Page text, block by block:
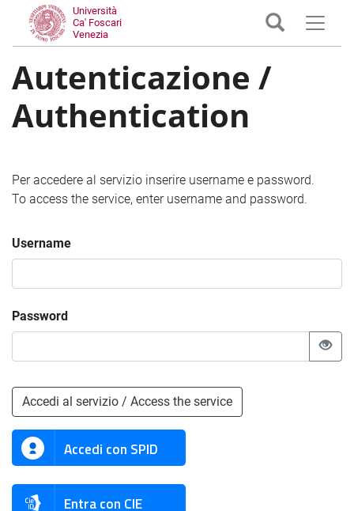
Università
Ca' Foscari
Venezia
Autenticazione /
Authentication
Per accedere al servizio inserire username e password.
To access the service, enter username and password.
Username
Password
Accedi al servizio / Access the service
Accedi con SPID
Entra con CIE